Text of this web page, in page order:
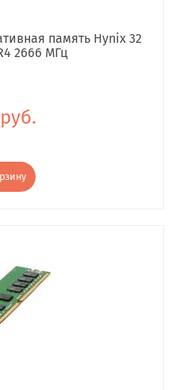
память Hynix 32
2666 МГц